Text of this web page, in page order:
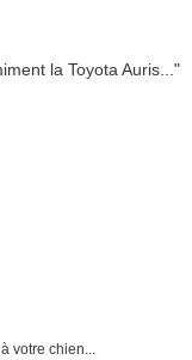
votre chien...